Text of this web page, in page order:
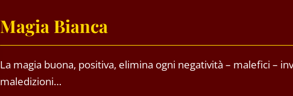
Magia Bianca
La magia buona, positiva, elimina ogni negatività – malefici –
maledizioni…